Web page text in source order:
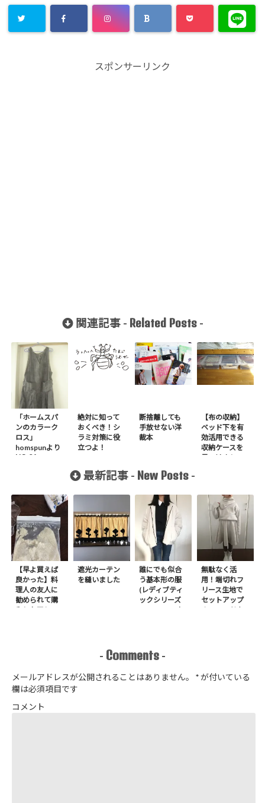
スポンサーリンク
関連記事 - Related Posts-
「ホームスパ
ンのカラーク
ロス」
homspunより
NO.04
絶対に知って
おくべき！シ
ラミ対策に役
立つよ！
断捨離しても
手放せない洋
裁本
【布の収納】
ベッド下を有
効活用できる
収納ケースを
見つけまし
最新記事 - New Posts -
【早よ買えば
良かった】料
理人の友人に
勧められて購
入したアレ
遮光カーテン
を縫いました
誰にでも似合
う基本形の服
(レディブティ
ックシリーズ
no.8272) か
アップジャケ
ットを作りま
無駄なく活
用！端切れフ
リース生地で
セットアップ
＋スヌードを1
- Comments -
メールアドレスが公開されることはありません。 *が付いている
欄は必須項目です
コメント